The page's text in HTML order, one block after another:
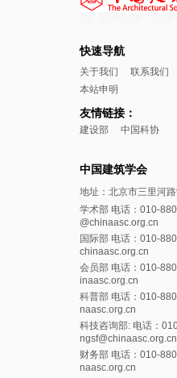
快速导航
关于我们 联系我们
本站申明
友情链接：
建设部 中国科协
中国建筑学会
地址：北京市三里河
学术部 电话：010-
@chinaasc.org.cn
国际部 电话：010-
chinaasc.org.cn
会员部 电话：010-
inaasc.org.cn
科普部 电话：010-
naasc.org.cn
科技咨询部: 电话：
ngsf@chinaasc.org.cn
财务部 电话：010-
naasc.org.cn